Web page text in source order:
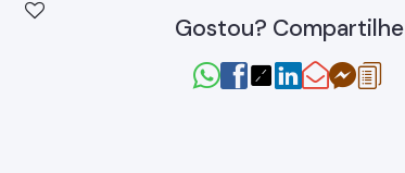
Gostou? Compartilhe